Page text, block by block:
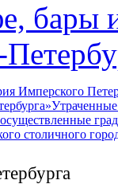
бары
Имперского
столичного